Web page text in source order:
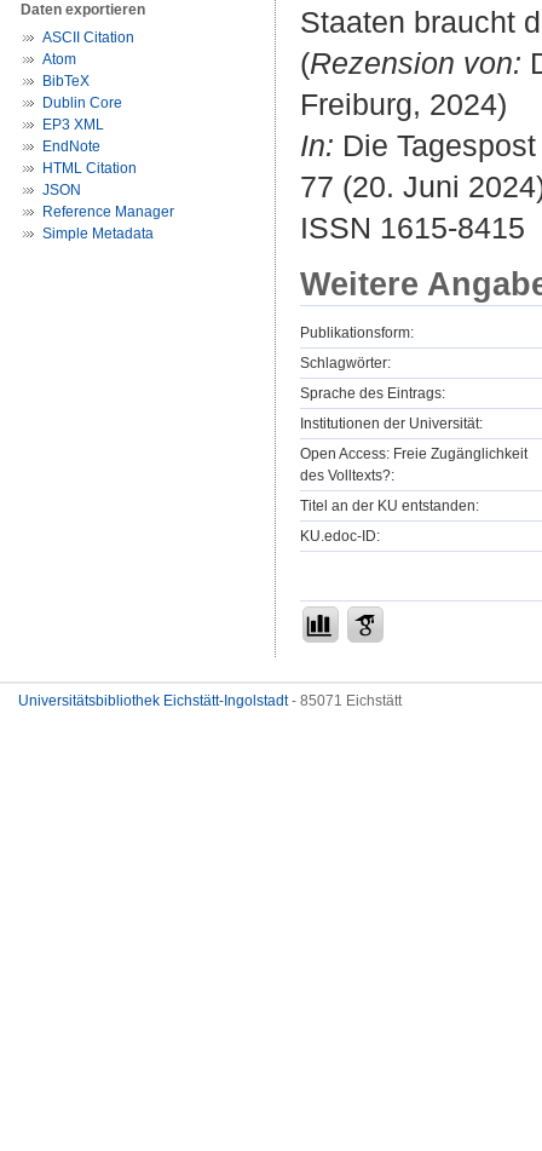
Daten exportieren
ASCII Citation
Atom
BibTeX
Dublin Core
EP3 XML
EndNote
HTML Citation
JSON
Reference Manager
Simple Metadata
Staaten braucht
(Rezension von:
Freiburg, 2024)
In: Die
77 (20. Juni
ISSN 1615-8415
Weitere
Publikationsform:
Schlagwörter:
Sprache des Eintrags:
Institutionen der Universität:
Open Access: Freie Zugänglichkeit
des Volltexts?:
Titel an der KU entstanden:
KU.edoc-ID:
Universitätsbibliothek Eichstätt-Ingolstadt- 85071 Eichstätt